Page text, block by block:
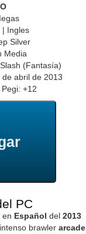
| Ingles
Silver
Media
(Fantasía)
abril de 2013
+12
PC
en Español del 2013
brawlerarcade